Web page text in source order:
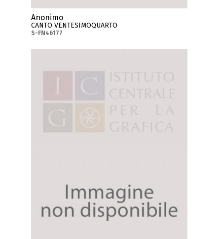
Anonimo
CANTO VENTESIMOQUARTO
S-FN46177